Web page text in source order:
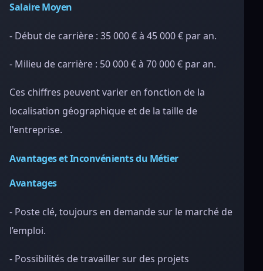
Salaire Moyen
- Début de carrière : 35 000 € à 45 000 € par an.
- Milieu de carrière : 50 000 € à 70 000 € par an.
Ces chiffres peuvent varier en fonction de la
localisation géographique et de la taille de
l'entreprise.
Avantages et Inconvénients du Métier
Avantages
- Poste clé, toujours en demande sur le marché de
l’emploi.
- Possibilités de travailler sur des projets